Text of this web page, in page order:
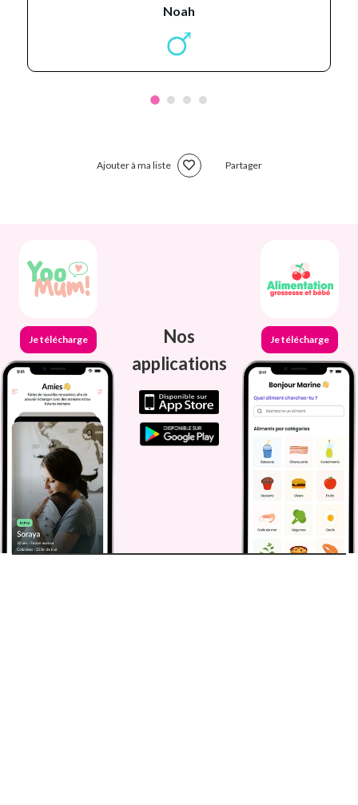
noah
Ajouter à ma liste Partager
Je télécharge
Nos
applications
Je télécharge